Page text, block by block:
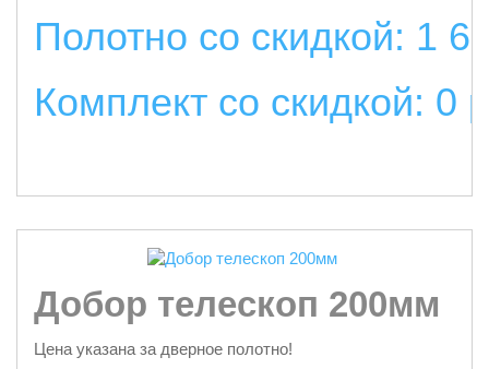
Полотно со скидкой: 1
Комплект со скидкой: 0
Добор телескоп 200мм
Цена указана за дверное полотно!